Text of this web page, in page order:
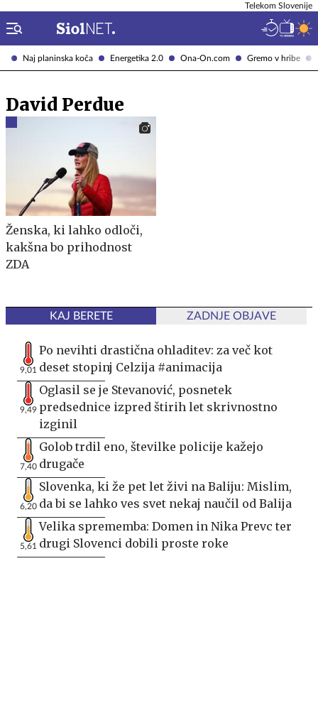
Naj planinska koča Energetika 2.0 Ona-On.com Gremo v hribe
Telekom Slovenije
David Perdue
Ženska, ki lahko odloči,
kakšna bo prihodnost
ZDA
KAJ BERETE ZADNJE OBJAVE
9,01
Po nevihti drastična ohladitev: za več kot
deset stopinj Celzija #animacija
9,49
Oglasil se je Stevanović, posnetek
predsednice izpred štirih let skrivnostno
izginil
7,40
Golob trdil eno, številke policije kažejo
drugače
6,20
Slovenka, ki že pet let živi na Baliju: Mislim,
da bi se lahko ves svet nekaj naučil od Balija
5,61
Velika sprememba: Domen in Nika Prevc ter
drugi Slovenci dobili proste roke